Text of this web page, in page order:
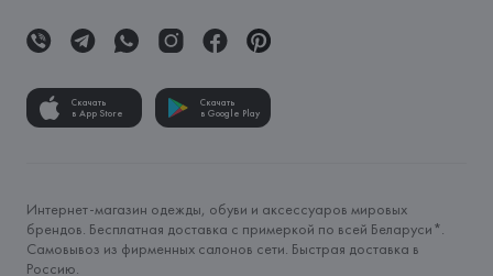
Скачать
в App Store
Скачать
в Google Play
Интернет-магазин одежды, обуви и аксессуаров мировых
брендов. Бесплатная доставка с примеркой по всей Беларуси*.
Самовывоз из фирменных салонов сети. Быстрая доставка в
Россию.